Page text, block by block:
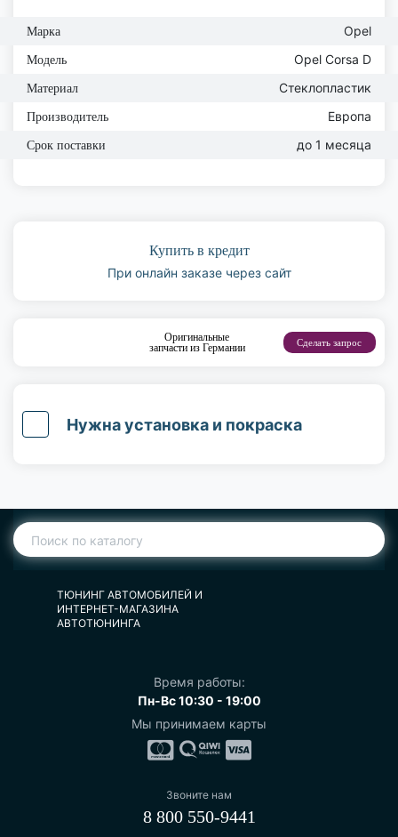
Марка Opel
Модель Opel Corsa D
Материал Стеклопластик
Производитель Европа
Срок поставки до 1 месяца
Купить в кредит
При онлайн заказе через сайт
Оригинальные
запчасти из Германии
Сделать запрос
Нужна установка и покраска
ТЮНИНГ АВТОМОБИЛЕЙ И
ИНТЕРНЕТ-МАГАЗИНА
АВТОТЮНИНГА
Время работы:
Пн-Вс 10:30 - 19:00
Мы принимаем карты
Звоните нам
8 800 550-9441